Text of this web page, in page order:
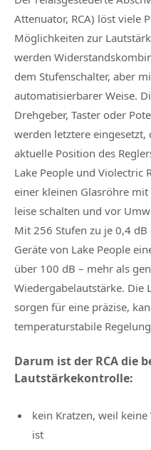
Attenuator, RCA) löst viele
Möglichkeiten zur
werden
dem Stufenschalter, aber
automatisierbarer Weise.
Drehgeber, Taster oder
werden letztere eingesetzt,
aktuelle Position des
Lake People und Violectric
einer kleinen Glasröhre
leise schalten und vor
Mit 256 Stufen zu je 0,4
Geräte von Lake People
über 100 dB – mehr als
Wiedergabelautstärke. Die
sorgen für eine präzise,
temperaturstabile
Darum ist der RCA die
Lautstärkekontrolle:
kein Kratzen, weil
ist